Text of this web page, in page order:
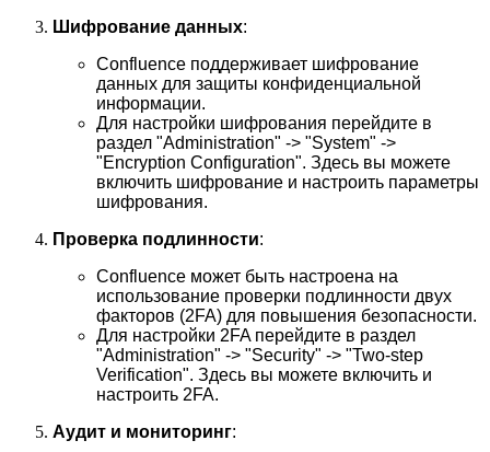
Шифрование данных:
Confluence поддерживает шифрование
данных для защиты конфиденциальной
информации.
Для настройки шифрования перейдите в
раздел "Administration" -> "System" ->
"Encryption Configuration". Здесь вы можете
включить шифрование и настроить параметры
шифрования.
Проверка подлинности:
Confluence может быть настроена на
использование проверки подлинности двух
факторов (2FA) для повышения безопасности.
Для настройки 2FA перейдите в раздел
"Administration" -> "Security" -> "Two-step
Verification". Здесь вы можете включить и
настроить 2FA.
Аудит и мониторинг: